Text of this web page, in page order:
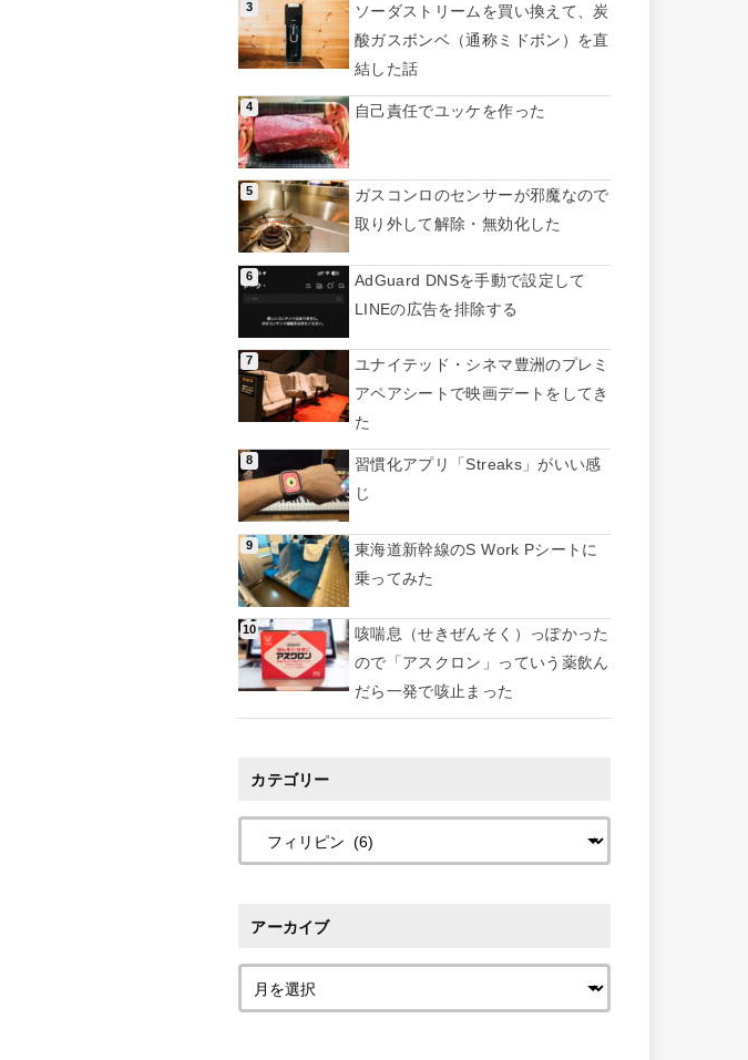
ソーダストリームを買い換えて、炭
酸ガスボンベ（通称ミドボン）を直
結した話
自己責任でユッケを作った
ガスコンロのセンサーが邪魔なので
取り外して解除・無効化した
AdGuard DNSを手動で設定して
LINEの広告を排除する
ユナイテッド・シネマ豊洲のプレミ
アペアシートで映画デートをしてき
た
習慣化アプリ「Streaks」がいい感
じ
東海道新幹線のS Work Pシートに
乗ってみた
咳喘息（せきぜんそく）っぽかった
ので「アスクロン」っていう薬飲ん
だら一発で咳止まった
カテゴリー
アーカイブ